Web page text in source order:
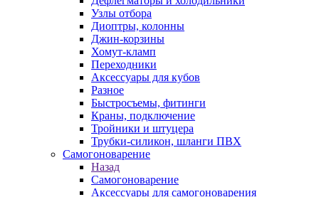
Узлы отбора
Диоптры, колонны
Джин-корзины
Хомут-кламп
Переходники
Аксессуары для кубов
Разное
Быстросъемы, фитинги
Краны, подключение
Тройники и штуцера
Трубки-силикон, шланги ПВХ
Самогоноварение
Назад
Самогоноварение
Аксессуары для самогоноварения